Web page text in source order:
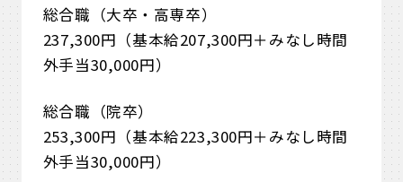
総合職（大卒・高専卒）
237,300円（基本給207,300円＋みなし時間
外手当30,000円）
総合職（院卒）
253,300円（基本給223,300円＋みなし時間
外手当30,000円）